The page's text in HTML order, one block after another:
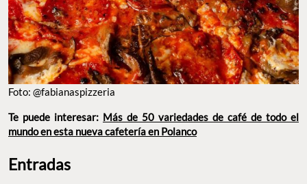
Foto: @fabianaspizzeria
Te puede interesar: Más de 50 variedades de café de todo el
mundo en esta nueva cafetería en Polanco
Entradas